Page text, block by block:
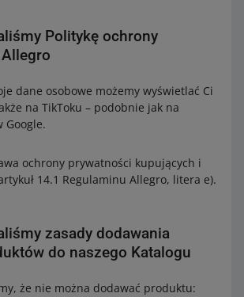
Politykę ochrony
dane osobowe możemy wyświetlać Ci
na TikToku – podobnie jak na
Google.
ochrony prywatności kupujących i
14.1 Regulaminu Allegro, litera e).
zasady dodawania
do naszego Katalogu
że nie można dodawać produktu: